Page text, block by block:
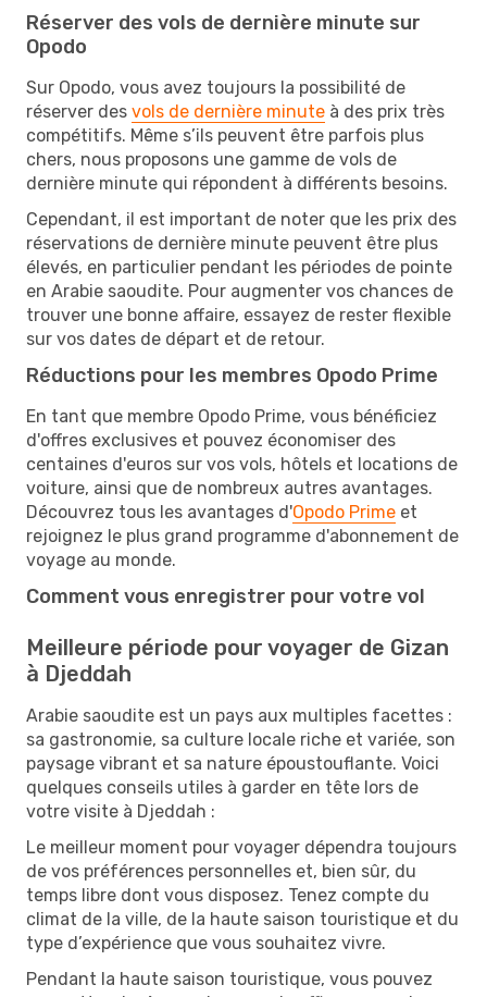
Réserver des vols de dernière minute sur
Opodo
Sur Opodo, vous avez toujours la possibilité de
réserver des vols de dernière minute à des prix très
compétitifs. Même s’ils peuvent être parfois plus
chers, nous proposons une gamme de vols de
dernière minute qui répondent à différents besoins.
Cependant, il est important de noter que les prix des
réservations de dernière minute peuvent être plus
élevés, en particulier pendant les périodes de pointe
en Arabie saoudite. Pour augmenter vos chances de
trouver une bonne affaire, essayez de rester flexible
sur vos dates de départ et de retour.
Réductions pour les membres Opodo Prime
En tant que membre Opodo Prime, vous bénéficiez
d'offres exclusives et pouvez économiser des
centaines d'euros sur vos vols, hôtels et locations de
voiture, ainsi que de nombreux autres avantages.
Découvrez tous les avantages d'Opodo Prime et
rejoignez le plus grand programme d'abonnement de
voyage au monde.
Comment vous enregistrer pour votre vol
Meilleure période pour voyager de Gizan
à Djeddah
Arabie saoudite est un pays aux multiples facettes :
sa gastronomie, sa culture locale riche et variée, son
paysage vibrant et sa nature époustouflante. Voici
quelques conseils utiles à garder en tête lors de
votre visite à Djeddah :
Le meilleur moment pour voyager dépendra toujours
de vos préférences personnelles et, bien sûr, du
temps libre dont vous disposez. Tenez compte du
climat de la ville, de la haute saison touristique et du
type d’expérience que vous souhaitez vivre.
Pendant la haute saison touristique, vous pouvez